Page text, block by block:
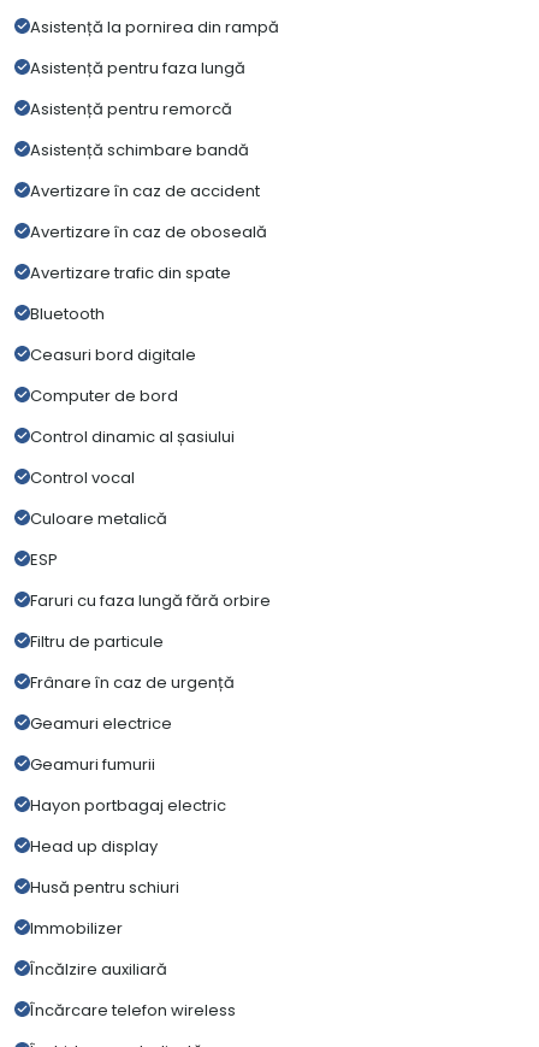
Asistență la pornirea din rampă
Asistență pentru faza lungă
Asistență pentru remorcă
Asistență schimbare bandă
Avertizare în caz de accident
Avertizare în caz de oboseală
Avertizare trafic din spate
Bluetooth
Ceasuri bord digitale
Computer de bord
Control dinamic al șasiului
Control vocal
Culoare metalică
ESP
Faruri cu faza lungă fără orbire
Filtru de particule
Frânare în caz de urgență
Geamuri electrice
Geamuri fumurii
Hayon portbagaj electric
Head up display
Husă pentru schiuri
Immobilizer
Încălzire auxiliară
Încărcare telefon wireless